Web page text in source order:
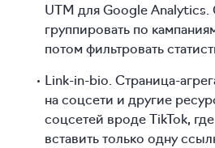
UTM для Google
группировать по
потом фильтровать
Link-in-bio. Страница-
на соцсети и другие
соцсетей вроде TikTok,
вставить только одну